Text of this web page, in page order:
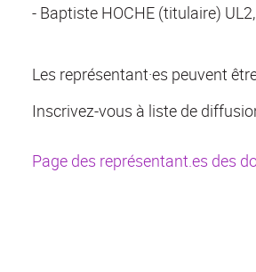
- Baptiste HOCHE (titulaire)
Les représentant·es peuvent
Inscrivez-vous à liste de
Page des représentant.es des